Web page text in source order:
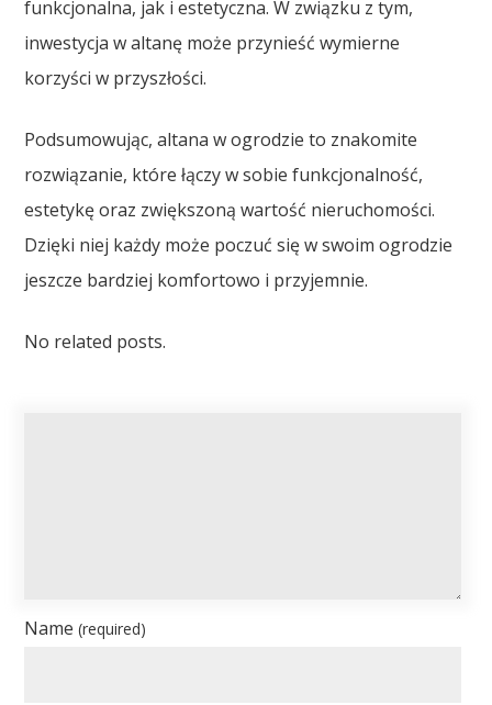
funkcjonalna, jak i estetyczna. W związku z tym,
inwestycja w altanę może przynieść wymierne
korzyści w przyszłości.
Podsumowując, altana w ogrodzie to znakomite
rozwiązanie, które łączy w sobie funkcjonalność,
estetykę oraz zwiększoną wartość nieruchomości.
Dzięki niej każdy może poczuć się w swoim ogrodzie
jeszcze bardziej komfortowo i przyjemnie.
No related posts.
Name(required)